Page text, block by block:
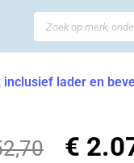
Search
...
lader en
€